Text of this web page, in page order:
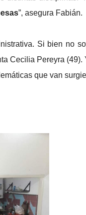
”, asegura Fabián.
Si bien no
Cecilia Pereyra (49).
que van